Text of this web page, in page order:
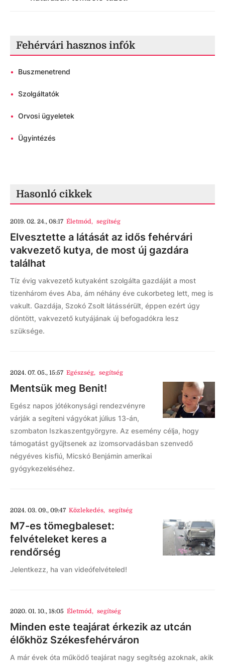
Fehérvári hasznos infók
• Buszmenetrend
• Szolgáltatók
• Orvosi ügyeletek
• Ügyintézés
Hasonló cikkek
2019. 02. 24., 08:17 Életmód, segítség
Elvesztette a látását az idős fehérvári
vakvezető kutya, de most új gazdára
találhat
Tíz évig vakvezető kutyaként szolgálta gazdáját a most
tizenhárom éves Aba, ám néhány éve cukorbeteg lett, meg is
vakult. Gazdája, Szokó Zsolt látássérült, éppen ezért úgy
döntött, vakvezető kutyájának új befogadókra lesz
szüksége.
2024. 07. 05., 15:57 Egészség, segítség
Mentsük meg Benit!
Egész napos jótékonysági rendezvényre
várják a segíteni vágyókat július 13-án,
szombaton Iszkaszentgyörgyre. Az esemény célja, hogy
támogatást gyűjtsenek az izomsorvadásban szenvedő
négyéves kisfiú, Micskó Benjámin amerikai
gyógykezeléséhez.
2024. 03. 09., 09:47 Közlekedés, segítség
M7-es tömegbaleset:
felvételeket keres a
rendőrség
Jelentkezz, ha van videófelvételed!
2020. 01. 10., 18:05 Életmód, segítség
Minden este teajárat érkezik az utcán
élőkhöz Székesfehérváron
A már évek óta működő teajárat nagy segítség azoknak, akik